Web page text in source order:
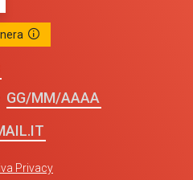
GG/MM/AAAA
Privacy